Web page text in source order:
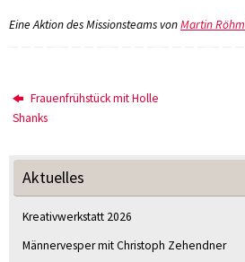
Eine Aktion des Missionsteams vonMartin Röhm
Frauenfrühstück mit Holle
Shanks
Aktuelles
Kreativwerkstatt 2026
Männervesper mit Christoph Zehendner